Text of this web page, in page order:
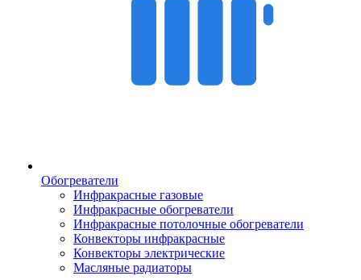
Обогреватели
Инфракрасные газовые
Инфракрасные обогреватели
Инфракрасные потолочные обогреватели
Конвекторы инфракрасные
Конвекторы электрические
Масляные радиаторы